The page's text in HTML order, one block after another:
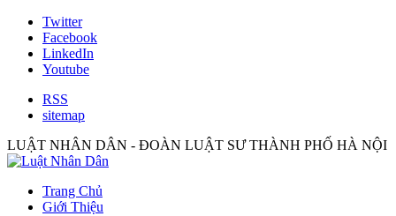
Twitter
Facebook
LinkedIn
Youtube
RSS
sitemap
LUẬT NHÂN DÂN - ĐOÀN LUẬT SƯ THÀNH PHỐ HÀ NỘI
Trang Chủ
Giới Thiệu